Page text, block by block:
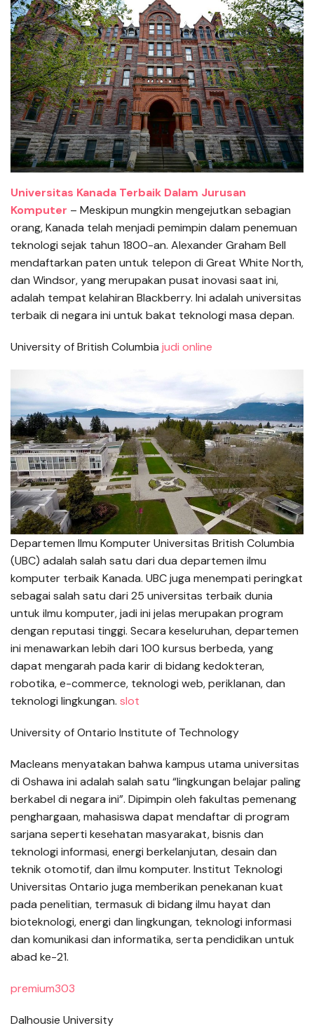
Universitas Kanada Terbaik Dalam Jurusan
Komputer – Meskipun mungkin mengejutkan sebagian
orang, Kanada telah menjadi pemimpin dalam penemuan
teknologi sejak tahun 1800-an. Alexander Graham Bell
mendaftarkan paten untuk telepon di Great White North,
dan Windsor, yang merupakan pusat inovasi saat ini,
adalah tempat kelahiran Blackberry. Ini adalah universitas
terbaik di negara ini untuk bakat teknologi masa depan.
University of British Columbia judi online
Departemen Ilmu Komputer Universitas British Columbia
(UBC) adalah salah satu dari dua departemen ilmu
komputer terbaik Kanada. UBC juga menempati peringkat
sebagai salah satu dari 25 universitas terbaik dunia
untuk ilmu komputer, jadi ini jelas merupakan program
dengan reputasi tinggi. Secara keseluruhan, departemen
ini menawarkan lebih dari 100 kursus berbeda, yang
dapat mengarah pada karir di bidang kedokteran,
robotika, e-commerce, teknologi web, periklanan, dan
teknologi lingkungan. slot
University of Ontario Institute of Technology
Macleans menyatakan bahwa kampus utama universitas
di Oshawa ini adalah salah satu “lingkungan belajar paling
berkabel di negara ini”. Dipimpin oleh fakultas pemenang
penghargaan, mahasiswa dapat mendaftar di program
sarjana seperti kesehatan masyarakat, bisnis dan
teknologi informasi, energi berkelanjutan, desain dan
teknik otomotif, dan ilmu komputer. Institut Teknologi
Universitas Ontario juga memberikan penekanan kuat
pada penelitian, termasuk di bidang ilmu hayat dan
bioteknologi, energi dan lingkungan, teknologi informasi
dan komunikasi dan informatika, serta pendidikan untuk
abad ke-21.
premium303
Dalhousie University